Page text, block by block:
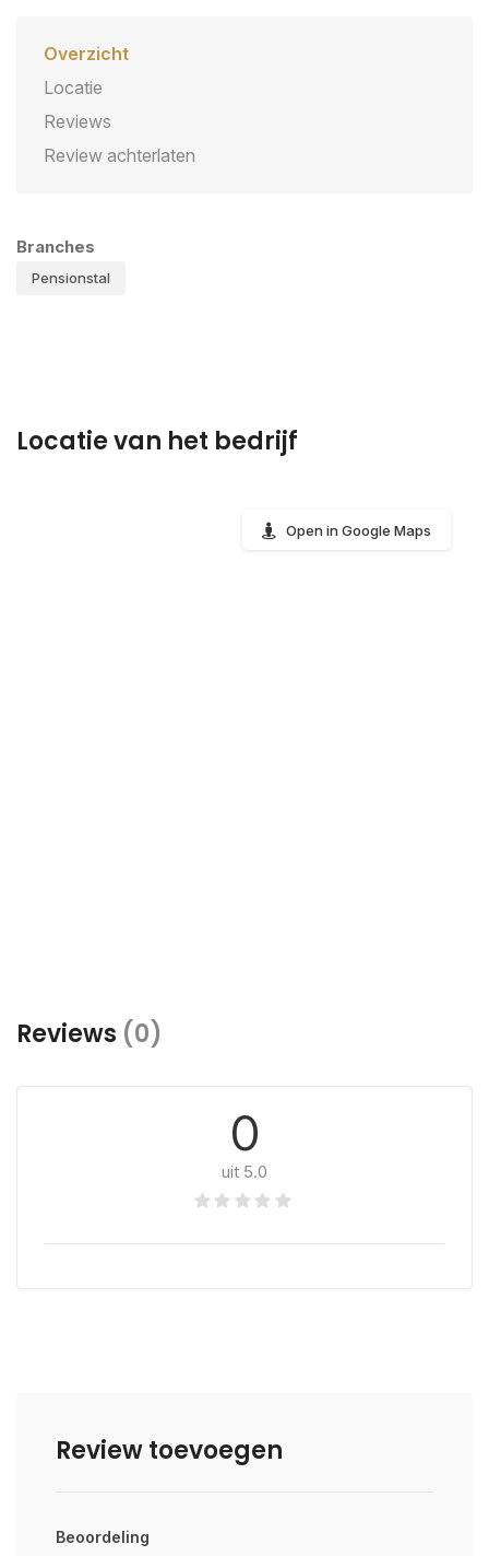
Overzicht
Locatie
Reviews
Review achterlaten
Branches
Pensionstal
Locatie van het bedrijf
Open in Google Maps
Reviews (0)
0
uit 5.0
Review toevoegen
Beoordeling